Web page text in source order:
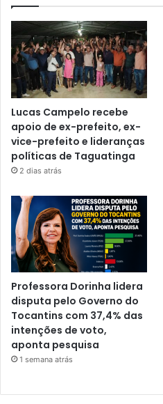
Lucas Campelo recebe
apoio de ex-prefeito, ex-
vice-prefeito e lideranças
políticas de Taguatinga
2 dias atrás
Professora Dorinha lidera
disputa pelo Governo do
Tocantins com 37,4% das
intenções de voto,
aponta pesquisa
1 semana atrás